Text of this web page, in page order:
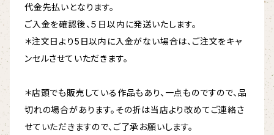
代金先払いとなります。
ご入金を確認後、５日以内に発送いたします。
＊注文日より5日以内に入金がない場合は、ご注文をキャ
ンセルさせていただきます。
＊店頭でも販売している作品もあり、一点ものですので、品
切れの場合があります。その折は当店より改めてご連絡さ
せていただきますので、ご了承お願いします。